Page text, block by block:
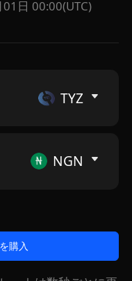
日 00:00(UTC)
TYZ
NGN
購入